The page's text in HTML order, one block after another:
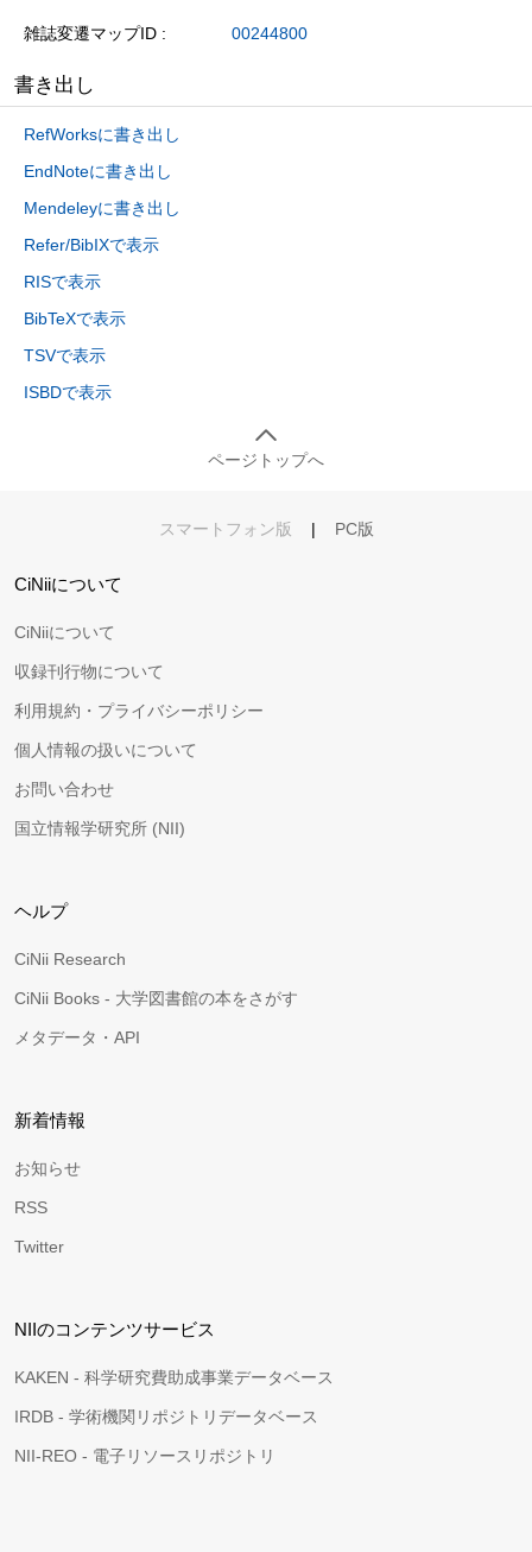
雑誌変遷マップID 00244800
書き出し
RefWorksに書き出し
EndNoteに書き出し
Mendeleyに書き出し
Refer/BibIXで表示
RISで表示
BibTeXで表示
TSVで表示
ISBDで表示
ページトップへ
スマートフォン版 | PC版
CiNiiについて
CiNiiについて
収録刊行物について
利用規約・プライバシーポリシー
個人情報の扱いについて
お問い合わせ
国立情報学研究所 (NII)
ヘルプ
CiNii Research
CiNii Books - 大学図書館の本をさがす
メタデータ・API
新着情報
お知らせ
RSS
Twitter
NIIのコンテンツサービス
KAKEN - 科学研究費助成事業データベース
IRDB - 学術機関リポジトリデータベース
NII-REO - 電子リソースリポジトリ